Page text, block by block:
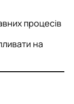
процесів
на